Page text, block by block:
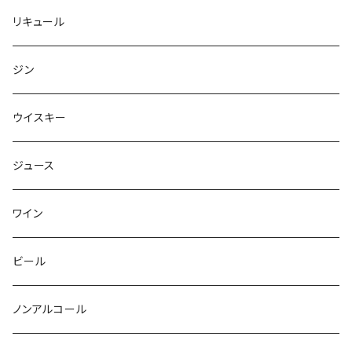
リキュール
ジン
ウイスキー
ジュース
ワイン
ビール
ノンアルコール